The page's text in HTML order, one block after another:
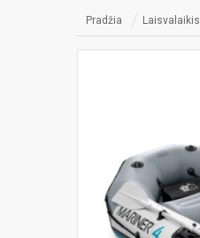
Pradžia Laisvalaikis